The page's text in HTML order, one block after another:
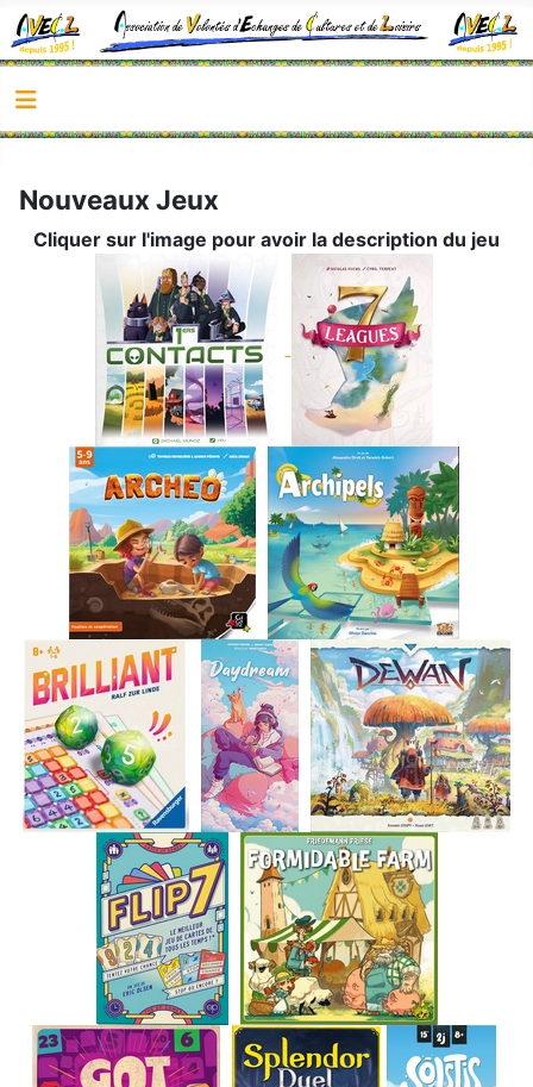
Nouveaux Jeux
Cliquer sur l'image pour avoir la description du jeu